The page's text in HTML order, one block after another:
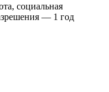
социальная
— 1 год